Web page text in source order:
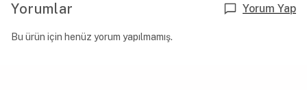
Yorumlar Yorum Yap
Bu ürün için henüz yorum yapılmamış.